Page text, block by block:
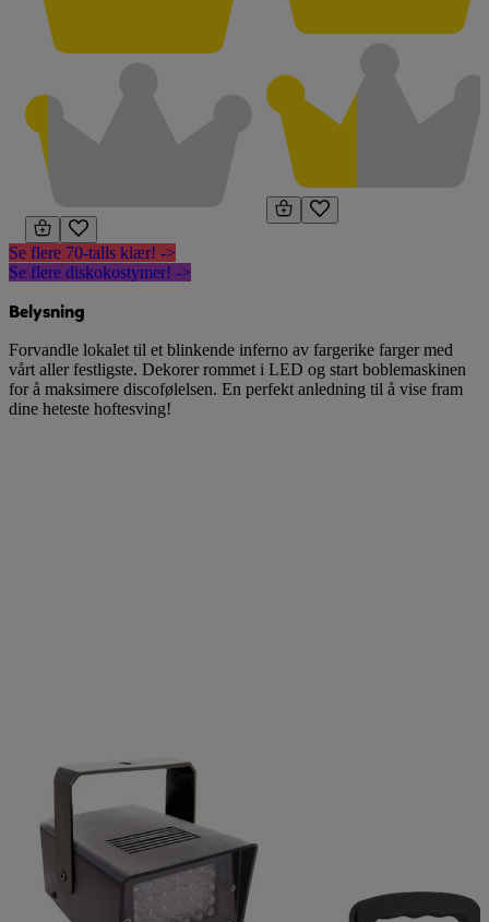
Se flere 70-talls klær! ->
Se flere diskokostymer! ->
Belysning
Forvandle lokalet til et blinkende inferno av fargerike farger med
vårt aller festligste. Dekorer rommet i LED og start boblemaskinen
for å maksimere discofølelsen. En perfekt anledning til å vise fram
dine heteste hoftesving!